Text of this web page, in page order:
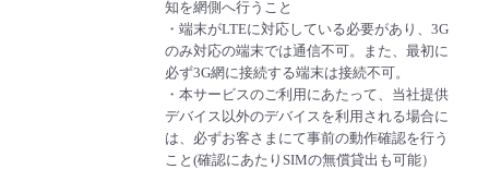
知を網側へ行うこと
・端末がLTEに対応している必要があり、3G
のみ対応の端末では通信不可。また、最初に
必ず3G網に接続する端末は接続不可。
・本サービスのご利用にあたって、当社提供
デバイス以外のデバイスを利用される場合に
は、必ずお客さまにて事前の動作確認を行う
こと(確認にあたりSIMの無償貸出も可能）